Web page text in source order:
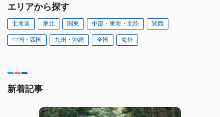
エリアから探す
北海道 東北 関東 中部・東海・北陸 関西
中国・四国 九州・沖縄 全国 海外
新着記事